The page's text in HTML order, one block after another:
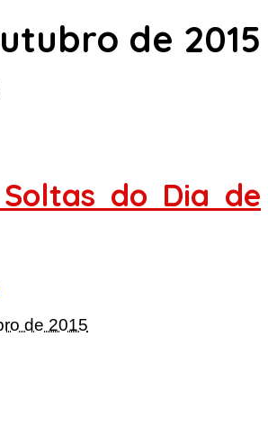
de 2015
do Dia de
de 2015